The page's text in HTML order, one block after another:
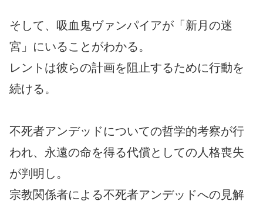
そして、吸血鬼ヴァンパイアが「新月の迷
宮」にいることがわかる。
レントは彼らの計画を阻止するために行動を
続ける。
不死者アンデッドについての哲学的考察が行
われ、永遠の命を得る代償としての人格喪失
が判明し。
宗教関係者による不死者アンデッドへの見解